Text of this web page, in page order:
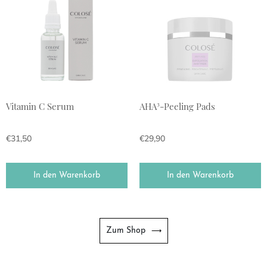
Vitamin C Serum
€31,50
In den Warenkorb
AHA³-Peeling Pads
€29,90
In den Warenkorb
Zum Shop